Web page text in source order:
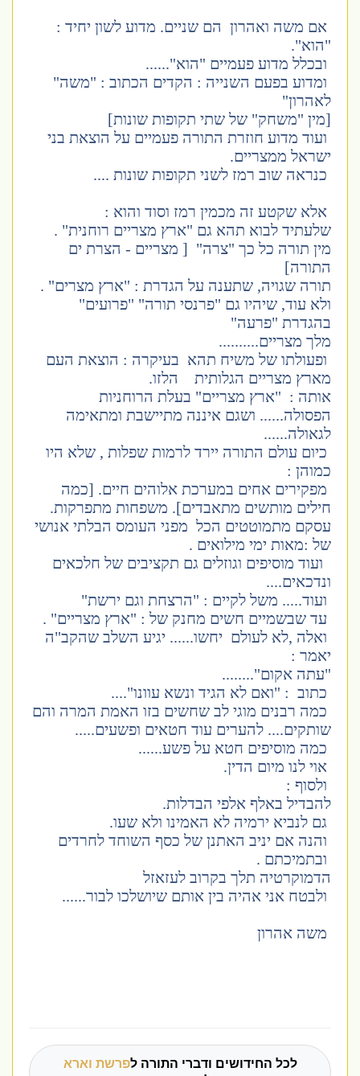
אם משה ואהרון הם שניים. מדוע לשון יחיד :
"הוא".
ובכלל מדוע פעמיים "הוא"......
ומדוע בפעם השנייה : הקדים הכתוב : "משה"
לאהרון"
[מין "משחק" של שתי תקופות שונות]
ועוד מדוע חוזרת התורה פעמיים על הוצאת בני
ישראל ממצריים.
כנראה שוב רמז לשני תקופות שונות ....
אלא שקטע זה מכמין רמז וסוד והוא :
שלעתיד לבוא תהא גם "ארץ מצריים רוחנית" .
מין תורה כל כך "צרה" [ מצריים - הצרת ים
התורה]
תורה שגויה, שתענה על הגדרת : "ארץ מצרים" .
ולא עוד, שיהיו גם "פרנסי תורה" "פרועים"
בהגדרת "פרעה"
מלך מצריים..........
ופעולתו של משיח תהא בעיקרה : הוצאת העם
מארץ מצריים הגלותית הלזו.
אותה : "ארץ מצריים" בעלת הרוחניות
הפסולה...... ושגם איננה מתיישבת ומתאימה
לגאולה......
כיום עולם התורה יירד לרמות שפלות , שלא היו
כמוהן :
מפקירים אחים במערכת אלוהים חיים. [כמה
חילים מותשים מתאבדים]. משפחות מתפרקות.
עסקם מתמוטטים הכל מפני העומס הבלתי אנושי
של :מאות ימי מילואים .
ועוד מוסיפים וגוזלים גם תקציבים של חלכאים
ונדכאים....
ועוד..... משל לקיים : "הרצחת וגם ירשת"
עד שבשמיים חשים מחנק של : "ארץ מצריים" .
ואלה ,לא לעולם יחשו...... יגיע השלב שהקב"ה
יאמר :
"עתה אקום"........
כתוב : "ואם לא הגיד ונשא עוונו"....
כמה רבנים מוגי לב שחשים בזו האמת המרה והם
שותקים.... להערים עוד חטאים ופשעים.....
כמה מוסיפים חטא על פשע......
אוי לנו מיום הדין.
ולסוף :
להבדיל באלף אלפי הבדלות.
גם לנביא ירמיה לא האמינו ולא שעו.
והנה אם יניב האתנן של כסף השוחד לחרדים
ובתמיכתם .
הדמוקרטיה תלך בקרוב לעזאזל
ולבטח אני אהיה בין אותם שיושלכו לבור......
משה אהרון
לכל החידושים ודברי התורה לפרשת וארא